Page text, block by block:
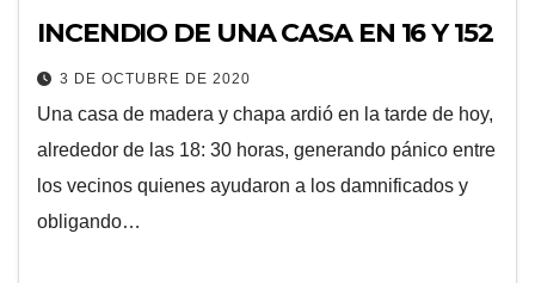
INCENDIO DE UNA CASA EN 16 Y 152
3 DE OCTUBRE DE 2020
Una casa de madera y chapa ardió en la tarde de hoy,
alrededor de las 18: 30 horas, generando pánico entre
los vecinos quienes ayudaron a los damnificados y
obligando…